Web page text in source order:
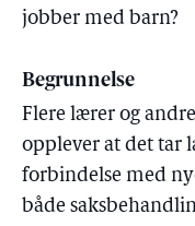
jobber med barn?
Begrunnelse
Flere lærer og
opplever at det tar
forbindelse med
både